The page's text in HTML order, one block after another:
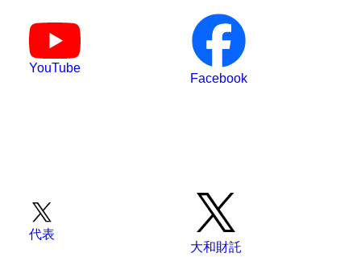
YouTube
Facebook
代表
大和財託